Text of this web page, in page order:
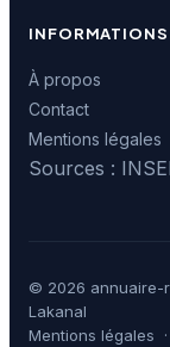
INFORMATIONS
À propos
Contact
Mentions légales
Sources :
© 2026 annuaire-
Lakanal
Mentions légales ·